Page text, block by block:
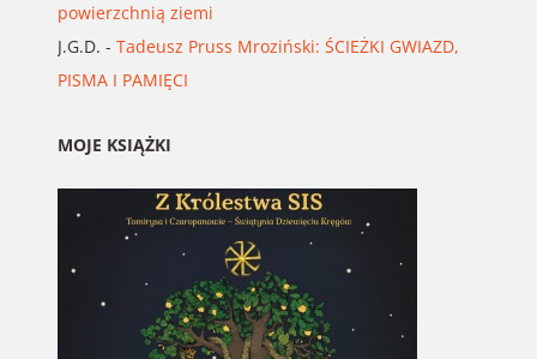
powierzchnią ziemi
J.G.D. - Tadeusz Pruss Mroziński: ŚCIEŻKI GWIAZD,
PISMA I PAMIĘCI
MOJE KSIĄŻKI